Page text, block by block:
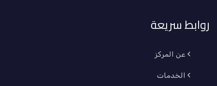
روابط سريعة
عن المركز
الخدمات